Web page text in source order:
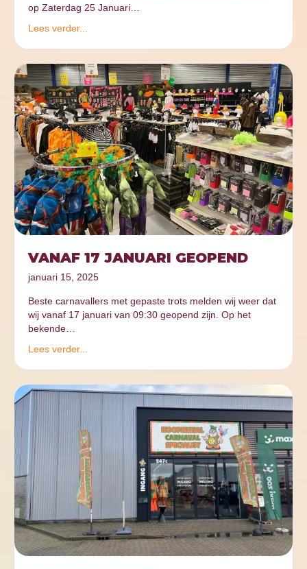
op Zaterdag 25 Januari…
Lees verder...
VANAF 17 JANUARI GEOPEND
januari 15, 2025
Beste carnavallers met gepaste trots melden wij weer dat
wij vanaf 17 januari van 09:30 geopend zijn. Op het
bekende…
Lees verder...